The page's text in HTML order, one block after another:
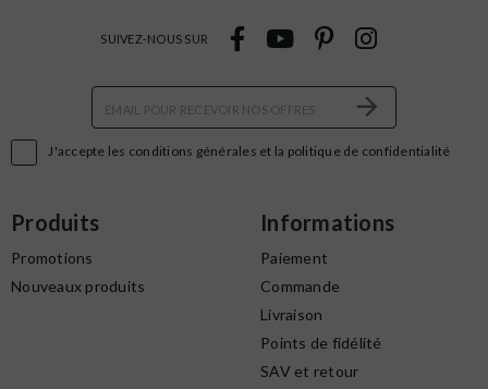
J'accepte les conditions générales et la politique de confidentialité
SUIVEZ-NOUS SUR
Produits
Promotions
Nouveaux produits
Informations
Paiement
Commande
Livraison
Points de fidélité
SAV et retour